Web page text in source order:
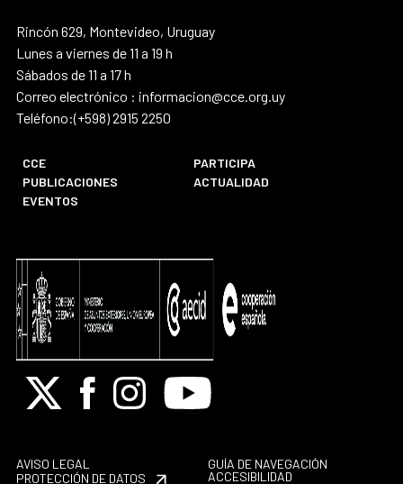
Rincón 629, Montevideo, Uruguay
Lunes a viernes de 11 a 19 h
Sábados de 11 a 17 h
Correo electrónico : informacion@cce.org.uy
Teléfono:(+598) 2915 2250
CCE
PARTICIPA
PUBLICACIONES
ACTUALIDAD
EVENTOS
X FacebookInstagramYoutube
AVISO LEGAL
PROTECCIÓN DE DATOS
GUÍA DE NAVEGACIÓN
ACCESIBILIDAD